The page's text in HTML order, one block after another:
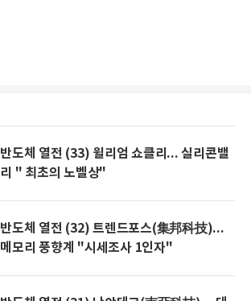
반도체 열전 (33) 윌리엄 쇼클리... 실리콘밸
리 " 최초의 노벨상"
반도체 열전 (32) 트렌드포스(集邦科技)...
메모리 풍향계 "시세조사 1인자"